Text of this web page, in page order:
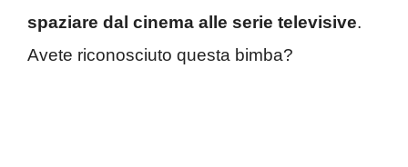
spaziare dal cinema alle serie televisive.
Avete riconosciuto questa bimba?